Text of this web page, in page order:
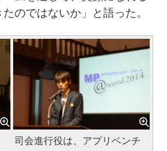
のではないか」と語った。
司会進行役は、アプリベンチ